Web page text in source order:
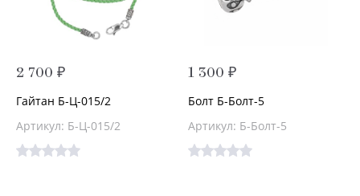
2 700 ₽
Гайтан Б-Ц-015/2
Артикул: Б-Ц-015/2
1 300 ₽
Болт Б-Болт-5
Артикул: Б-Болт-5